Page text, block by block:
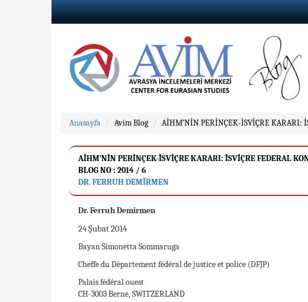
Anasayfa Avim Blog AİHM’NİN PERİNÇEK-İSVİÇRE KARARI:
AİHM’NİN PERİNÇEK-İSVİÇRE KARARI: İSVİÇRE FEDERAL
BLOG NO : 2014 / 6
DR. FERRUH DEMİRMEN
Dr. Ferruh Demirmen
24 Şubat 2014
Bayan Simonetta Sommaruga
Cheffe du Département fédéral de justice et police (DFJP)
Palais fédéral ouest
CH-3003 Berne, SWITZERLAND